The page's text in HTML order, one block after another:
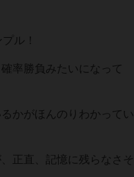
ル！
率勝負みたいになって
かがほんのりわかってい
正直、記憶に残らなさそ